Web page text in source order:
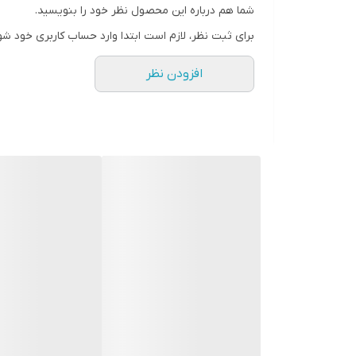
شما هم درباره این محصول نظر خود را بنویسید.
برای ثبت نظر، لازم است ابتدا وارد حساب کاربری خود
افزودن نظر